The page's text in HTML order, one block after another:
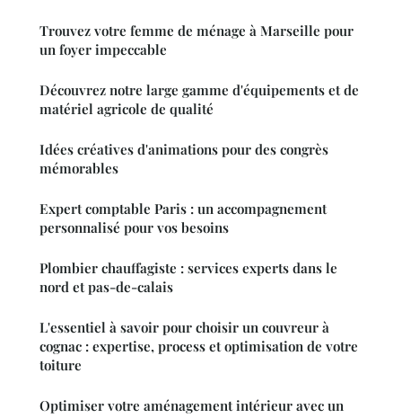
Trouvez votre femme de ménage à Marseille pour
un foyer impeccable
Découvrez notre large gamme d'équipements et de
matériel agricole de qualité
Idées créatives d'animations pour des congrès
mémorables
Expert comptable Paris : un accompagnement
personnalisé pour vos besoins
Plombier chauffagiste : services experts dans le
nord et pas-de-calais
L'essentiel à savoir pour choisir un couvreur à
cognac : expertise, process et optimisation de votre
toiture
Optimiser votre aménagement intérieur avec un